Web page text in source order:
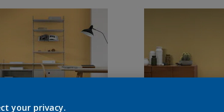
your privacy.